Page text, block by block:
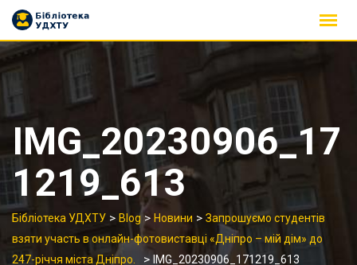
Skip
content
IMG_20230906_17
1219_613
Бібліотека УДХТУ > Blog > Новини > Запрошуємо студентів
взяти участь в онлайн-фотовиставці «Дніпро – мій дім» до
247-річчя міста Дніпро.
> IMG_20230906_171219_613